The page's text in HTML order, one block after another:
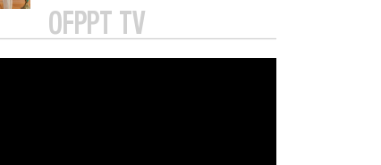
OFPPT TV